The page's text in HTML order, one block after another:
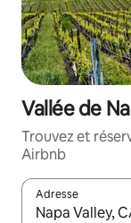
Vallée de
Trouvez et
Airbnb
Adresse
Lorsque les